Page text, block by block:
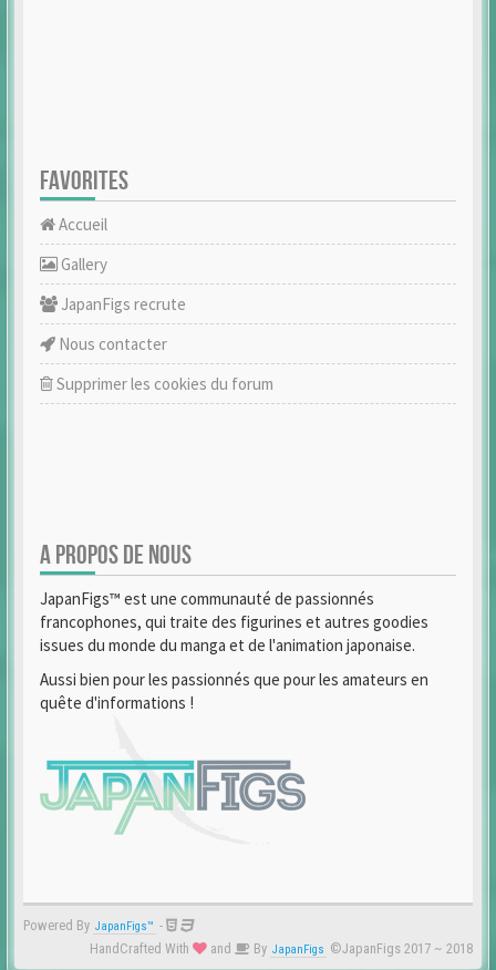
FAVORITES
Accueil
Gallery
JapanFigs recrute
Nous contacter
Supprimer les cookies du forum
A PROPOS DE NOUS
JapanFigs™ est une communauté de passionnés
francophones, qui traite des figurines et autres goodies
issues du monde du manga et de l'animation japonaise.
Aussi bien pour les passionnés que pour les amateurs en
quête d'informations !
Powered By JapanFigs™ -
HandCrafted With
and By JapanFigs ©JapanFigs 2017 ~ 2018